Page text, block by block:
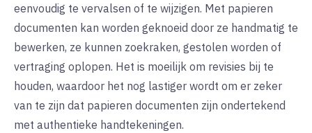
eenvoudig te vervalsen of te wijzigen. Met papieren
documenten kan worden geknoeid door ze handmatig te
bewerken, ze kunnen zoekraken, gestolen worden of
vertraging oplopen. Het is moeilijk om revisies bij te
houden, waardoor het nog lastiger wordt om er zeker
van te zijn dat papieren documenten zijn ondertekend
met authentieke handtekeningen.